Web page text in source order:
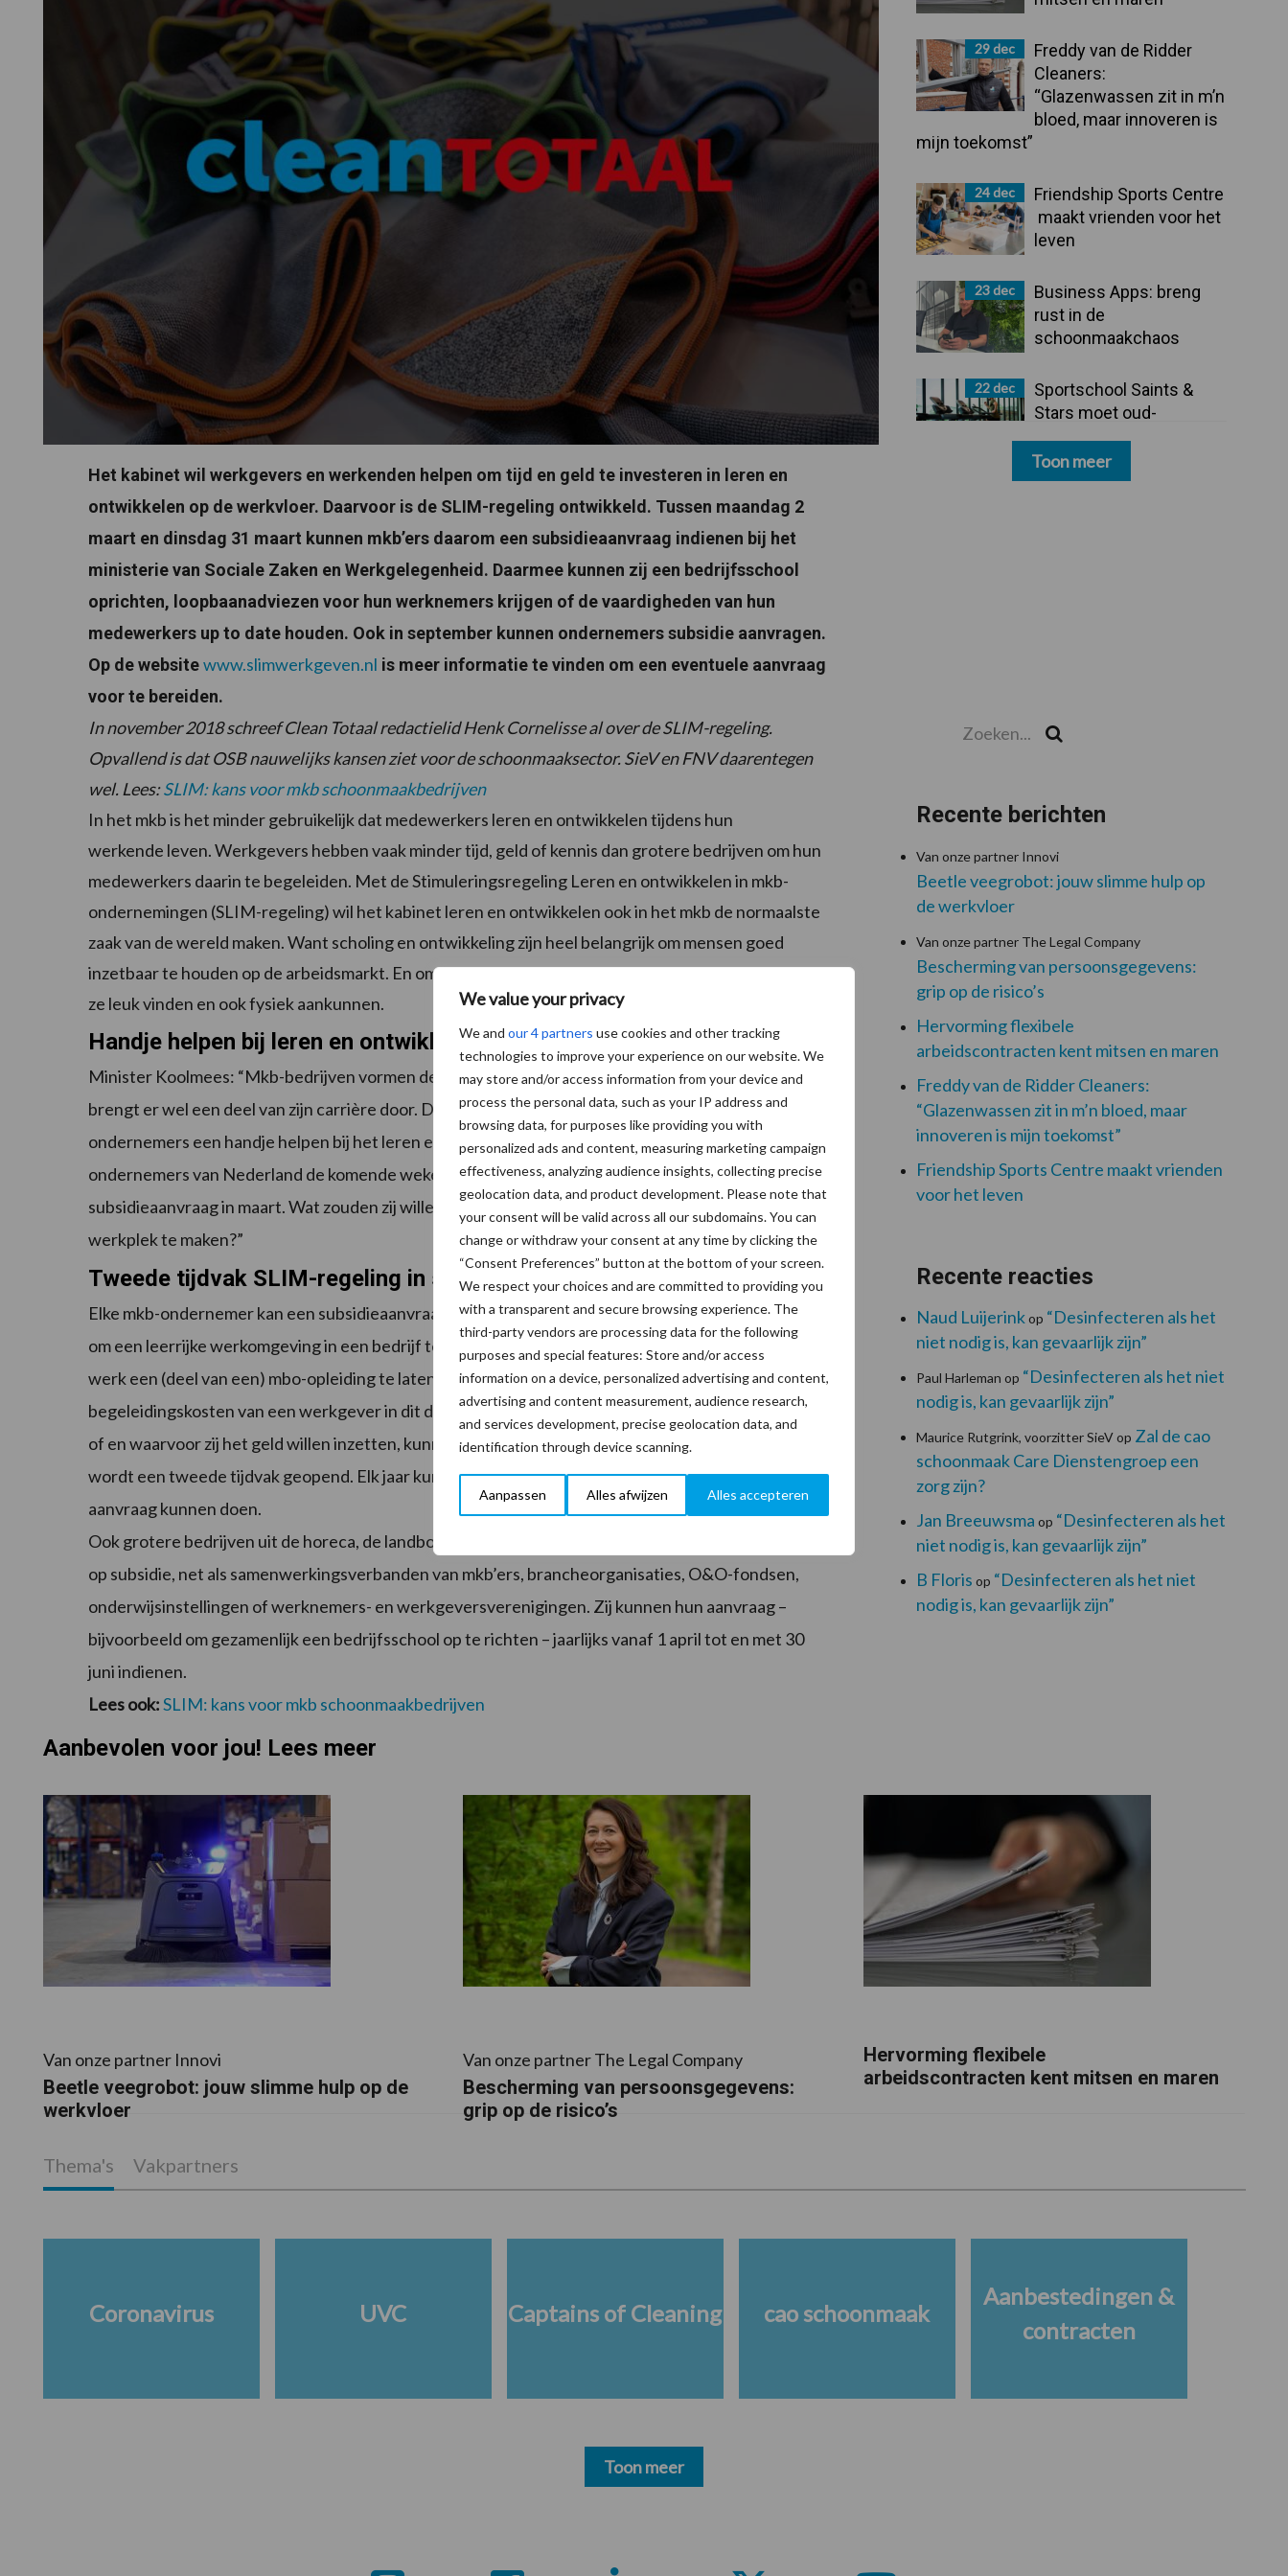
We value your privacy
We and our 4 partners use cookies and other tracking
technologies to improve your experience on our website. We
may store and/or access information from your device and
process the personal data, such as your IP address and
browsing data, for purposes like providing you with
personalized ads and content, measuring marketing campaign
effectiveness, analyzing audience insights, collecting precise
geolocation data, and product development. Please note that
your consent will be valid across all our subdomains. You can
change or withdraw your consent at any time by clicking the
“Consent Preferences” button at the bottom of your screen.
We respect your choices and are committed to providing you
with a transparent and secure browsing experience. The
third-party vendors are processing data for the following
purposes and special features: Store and/or access
information on a device, personalized advertising and content,
advertising and content measurement, audience research,
and services development, precise geolocation data, and
identification through device scanning.
Aanpassen Alles afwijzen Alles accepteren
Het kabinet wil werkgevers en werkenden helpen om tijd en geld te investeren in leren en
ontwikkelen op de werkvloer. Daarvoor is de SLIM-regeling ontwikkeld. Tussen maandag 2
maart en dinsdag 31 maart kunnen mkb’ers daarom een subsidieaanvraag indienen bij het
ministerie van Sociale Zaken en Werkgelegenheid. Daarmee kunnen zij een bedrijfsschool
oprichten, loopbaanadviezen voor hun werknemers krijgen of de vaardigheden van hun
medewerkers up to date houden. Ook in september kunnen ondernemers subsidie aanvragen.
Op de websitewww.slimwerkgeven.nl is meer informatie te vinden om een eventuele aanvraag
voor te bereiden.
In november 2018 schreef Clean Totaal redactielid Henk Cornelisse al over de SLIM-regeling.
Opvallend is dat OSB nauwelijks kansen ziet voor de schoonmaaksector. SieV en FNV daarentegen
wel. Lees:SLIM: kans voor mkb schoonmaakbedrijven
In het mkb is het minder gebruikelijk dat medewerkers leren en ontwikkelen tijdens hun
werkende leven. Werkgevers hebben vaak minder tijd, geld of kennis dan grotere bedrijven om hun
medewerkers daarin te begeleiden. Met de Stimuleringsregeling Leren en ontwikkelen in mkb-
ondernemingen (SLIM-regeling) wil het kabinet leren en ontwikkelen ook in het mkb de normaalste
zaak van de wereld maken. Want scholing en ontwikkeling zijn heel belangrijk om mensen goed
inzetbaar te houden op de arbeidsmarkt. En om ervoor te zorgen dat mensen werk kunnen doen dat
ze leuk vinden en ook fysiek aankunnen.
Handje helpen bij leren en ontwikkelen
Minister Koolmees: “Mkb-bedrijven vormen de ruggengraat van onze arbeidsmarkt. Bijna iedereen
brengt er wel een deel van zijn carrière door. Daarom is het ook zo belangrijk dat we mkb-
ondernemers een handje helpen bij het leren en ontwikkelen in hun bedrijf. Ik hoop dat alle
ondernemers van Nederland de komende weken gaan nadenken over een eventuele
subsidieaanvraag in maart. Wat zouden zij willen doen om van hun onderneming een leerrijke
werkplek te maken?”
Tweede tijdvak SLIM-regeling in september
Elke mkb-ondernemer kan een subsidieaanvraag indienen tot €25.000. Het geld kan worden ingezet
om een leerrijke werkomgeving in een bedrijf te versterken, maar ook om medewerkers tijdens hun
werk een (deel van een) mbo-opleiding te laten volgen. De SLIM-regeling vergoedt namelijk de
begeleidingskosten van een werkgever in dit derde leerwegtraject. Werkgevers die nog niet weten
of en waarvoor zij het geld willen inzetten, kunnen ook wachten tot na de zomer. In september
wordt een tweede tijdvak geopend. Elk jaar kunnen bedrijven in maart en in september een
aanvraag kunnen doen.
Ook grotere bedrijven uit de horeca, de landbouw en de recreatiesector kunnen aanspraak maken
op subsidie, net als samenwerkingsverbanden van mkb’ers, brancheorganisaties, O&O-fondsen,
onderwijsinstellingen of werknemers- en werkgeversverenigingen. Zij kunnen hun aanvraag –
bijvoorbeeld om gezamenlijk een bedrijfsschool op te richten – jaarlijks vanaf 1 april tot en met 30
juni indienen.
Lees ook:SLIM: kans voor mkb schoonmaakbedrijven
29 dec
Freddy van de Ridder
Cleaners:
“Glazenwassen zit in m’n
bloed, maar innoveren is
mijn toekomst”
24 dec
Friendship Sports Centre
maakt vrienden voor het
leven
23 dec
Business Apps: breng
rust in de
schoonmaakchaos
22 dec
Sportschool Saints &
Stars moet oud-
betalen
Toon meer
Recente berichten
Van onze partner Innovi
Beetle veegrobot: jouw slimme hulp op
de werkvloer
Van onze partner The Legal Company
Bescherming van persoonsgegevens:
grip op de risico’s
Hervorming flexibele
arbeidscontracten kent mitsen en maren
Freddy van de Ridder Cleaners:
“Glazenwassen zit in m’n bloed, maar
innoveren is mijn toekomst”
Friendship Sports Centre maakt vrienden
voor het leven
Recente reacties
Naud Luijerinkop “Desinfecteren als het
niet nodig is, kan gevaarlijk zijn”
Paul Harleman op “Desinfecteren als het niet
nodig is, kan gevaarlijk zijn”
Maurice Rutgrink, voorzitter SieVop Zal de cao
schoonmaak Care Dienstengroep een
zorg zijn?
Jan Breeuwsma op “Desinfecteren als het
niet nodig is, kan gevaarlijk zijn”
B Floris op “Desinfecteren als het niet
nodig is, kan gevaarlijk zijn”
Aanbevolen voor jou! Lees meer
Van onze partner Innovi
Beetle veegrobot: jouw slimme hulp op de
werkvloer
Van onze partner The Legal Company
Bescherming van persoonsgegevens:
grip op de risico’s
Hervorming flexibele
arbeidscontracten kent mitsen en maren
Thema's Vakpartners
Coronavirus UVC Captains of Cleaning cao schoonmaak
Aanbestedingen &
contracten
Toon meer